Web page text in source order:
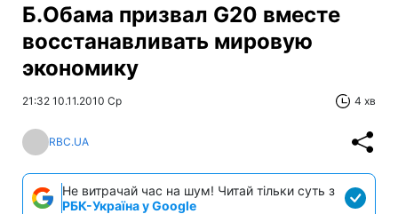
Б.Обама призвал G20 вместе
восстанавливать мировую
экономику
21:32 10.11.2010 Ср 4 хв
RBC.UA
Не витрачай час на шум! Читай тільки суть з
РБК-Україна у Google